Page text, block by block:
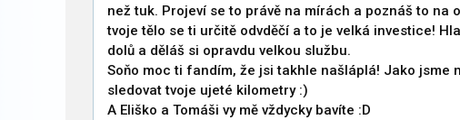
než tuk. Projeví se to právě na mírách a poznáš to na
tvoje tělo se ti určitě odvděčí a to je velká investice!
dolů a děláš si opravdu velkou službu.
Soňo moc ti fandím, že jsi takhle našláplá! Jako jsme
sledovat tvoje ujeté kilometry :)
A Eliško a Tomáši vy mě vždycky bavíte :D